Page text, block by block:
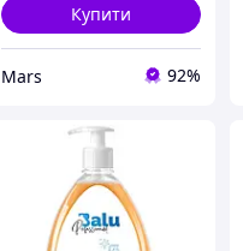
Купити
Mars 92%